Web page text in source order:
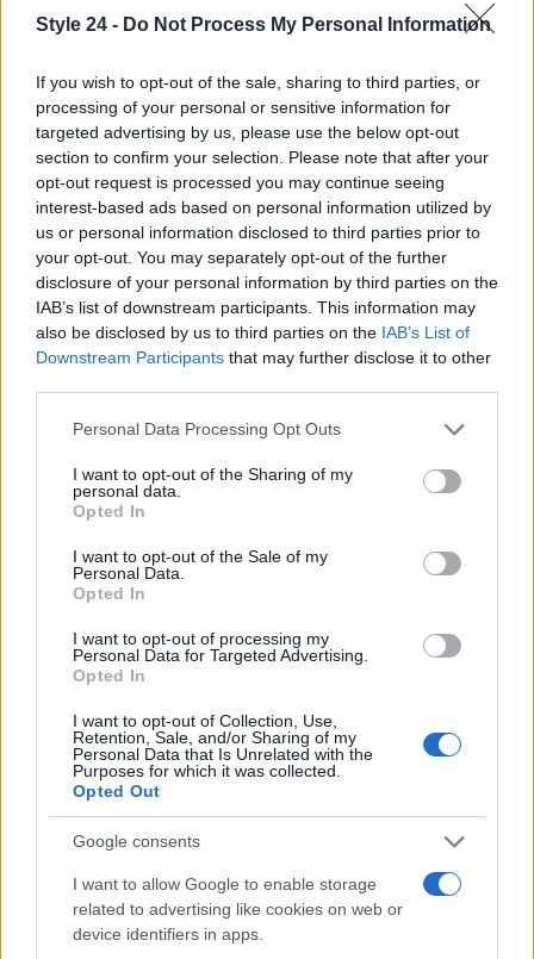
Style 24 - Do Not Process My Personal Information
If you wish to opt-out of the sale, sharing to third parties, or
processing of your personal or sensitive information for
targeted advertising by us, please use the below opt-out
section to confirm your selection. Please note that after your
opt-out request is processed you may continue seeing
interest-based ads based on personal information utilized by
us or personal information disclosed to third parties prior to
your opt-out. You may separately opt-out of the further
disclosure of your personal information by third parties on the
IAB’s list of downstream participants. This information may
also be disclosed by us to third parties on the IAB’s List of
Downstream Participants that may further disclose it to other
Please note that this website/app uses one or more Google
not limited to your visit or usage behaviour. You may click to
grant or deny consent to Google and its third-party tags to
use your data for below specified purposes in below Google
consent section.
Personal Data Processing Opt Outs
I want to opt-out of the Sharing of my
personal data.
Opted In
I want to opt-out of the Sale of my
Personal Data.
Opted In
I want to opt-out of processing my
Personal Data for Targeted Advertising.
Opted In
I want to opt-out of Collection, Use,
Retention, Sale, and/or Sharing of my
Personal Data that Is Unrelated with the
Purposes for which it was collected.
Opted Out
Google consents
I want to allow Google to enable storage
related to advertising like cookies on web or
device identifiers in apps.
Continua a leggere
BELLEZZA
Come indossare le infradito animalier con stile:
consigli e abbinamenti
Cristian Castiglioni · 6 Ago 2026